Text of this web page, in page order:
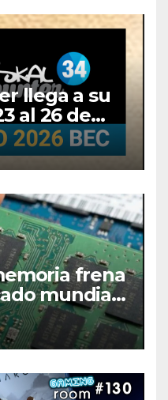
llega a su
al 26 de
frena
mundial